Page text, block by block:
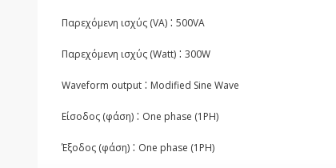
Παρεχόμενη ισχύς (VA) : 500VA
Παρεχόμενη ισχύς (Watt) : 300W
Waveform output : Modified Sine Wave
Είσοδος (φάση) : One phase (1PH)
Έξοδος (φάση) : One phase (1PH)